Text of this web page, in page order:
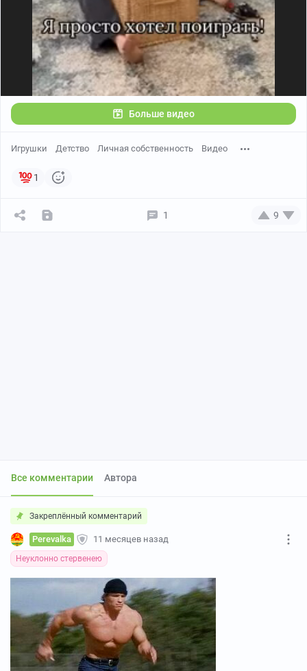
Больше видео
Игрушки Детство Личная собственность Видео
1
1 9
Все комментарии Автора
Закреплённый комментарий
Perevalka 11 месяцев назад
Неуклонно стервенею